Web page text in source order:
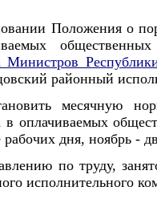
Положения о
Министров
районный
месячную
в оплачиваемых
рабочих дня, ноябрь -
по труду,
исполнительного